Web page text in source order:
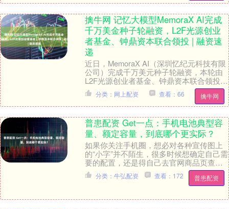
擒牛网 记忆大模型MemoraX AI完成
千万美金种子轮融资，L2F光源创业
者基金、钟鼎资本联合领投 | 融资速
递
近日，MemoraX AI（深圳忆纪元科技有限
公司）完成千万美元种子轮融资，本轮由
L2F光源创业者基金、钟鼎资本联合领投，
知名投资人及产业方共同参与。资金将主
要....
擒牛网
分类：网上配资 查看：66
普患配资 Get一点：手机电池典型容
量、额定容量，到底哪个更实际？
如果你关注手机圈，想必对各种宣传图上
的“小字”并不陌生，很多时候想确定自己需
要的配置，还是得自己去官网商品页查参
数。在续航部分上，我们经常能看见作为
核心卖点宣传....
普患配资
分类：牛弘配资 查看：172